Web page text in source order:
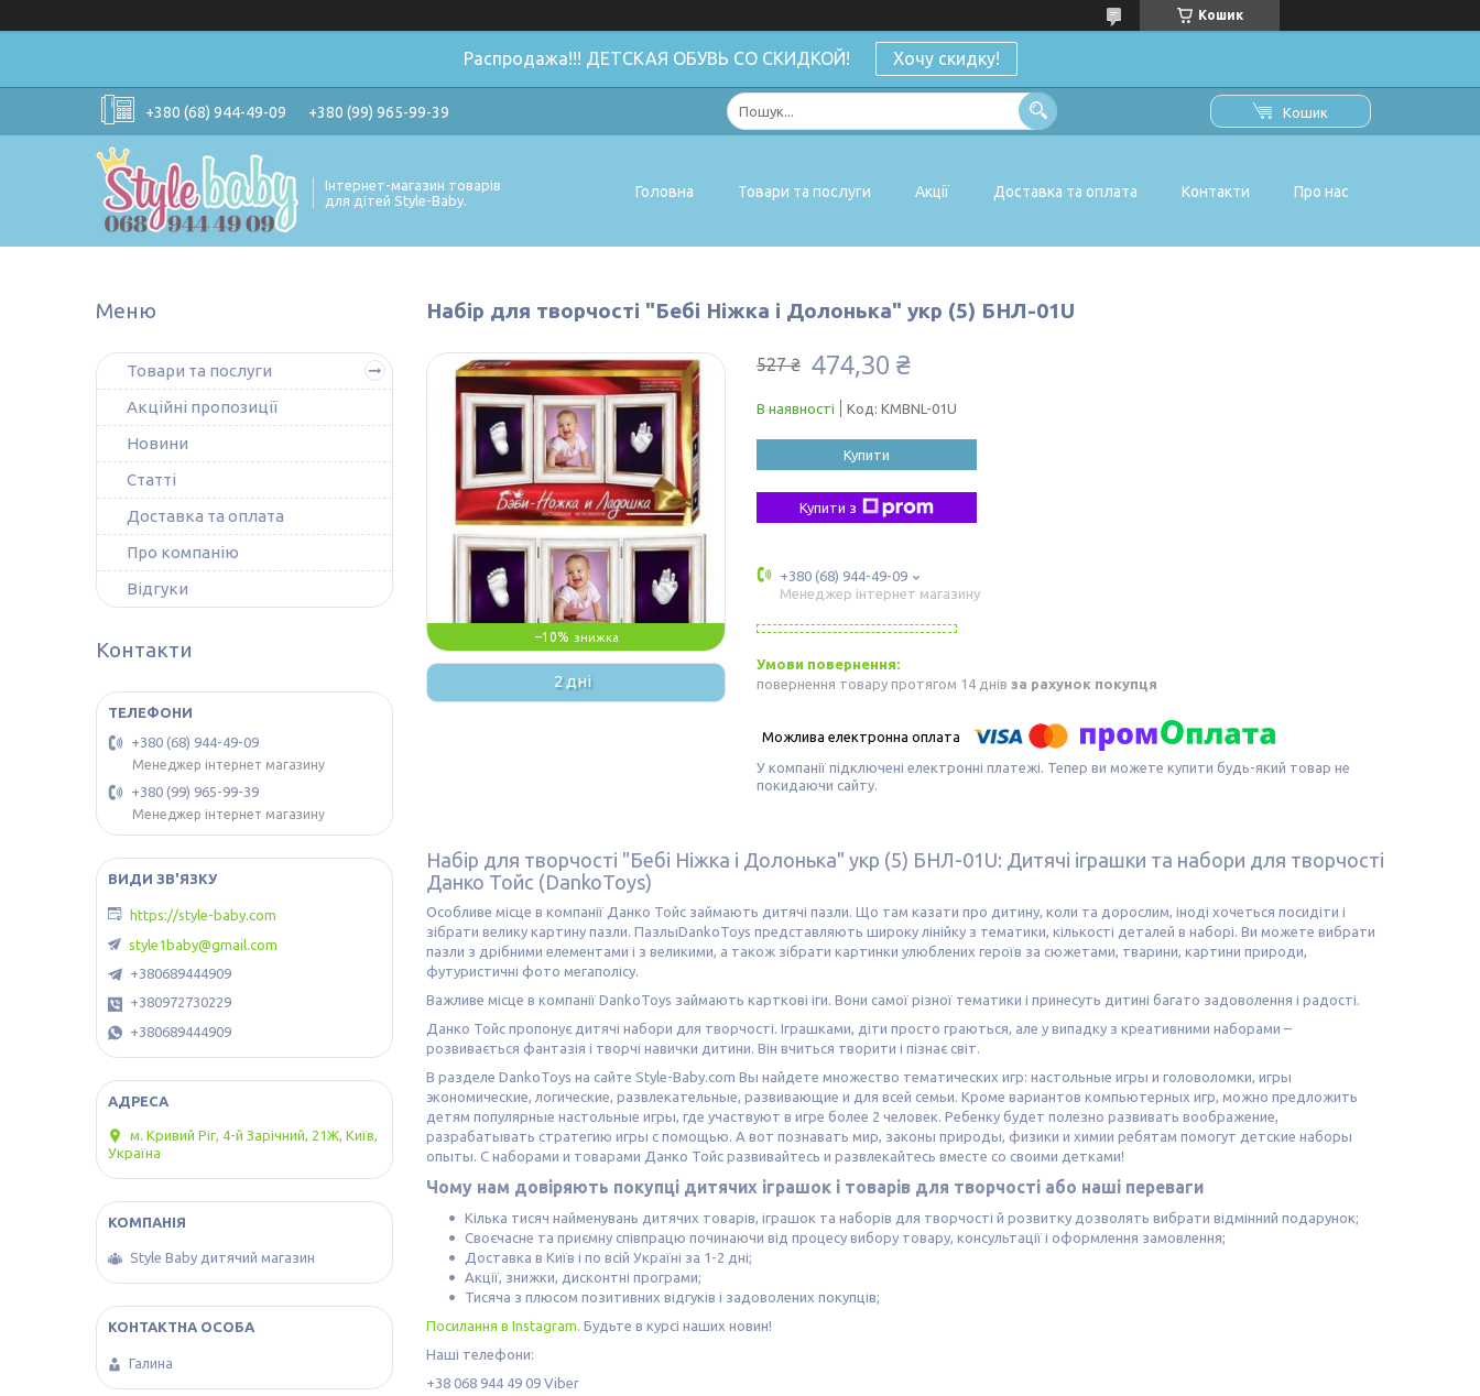
Кошик
Распродажа!!! ДЕТСКАЯ ОБУВЬ СО СКИДКОЙ! Хочу скидку!
+380 (68) 944-49-09 +380 (99) 965-99-39 Кошик
Інтернет-магазин товарів
для дітей Style-Baby.
Головна Товари та послуги Акції Доставка та оплата Контакти Про нас
Набір для творчості "Бебі Ніжка і Долонька" укр (5) БНЛ-01U
–10%
2 дні
527 ₴ 474,30 ₴
В наявності Код: KMBNL-01U
Купити
Купити з
+380 (68) 944-49-09
Менеджер інтернет магазину
повернення товару протягом 14 днів за рахунок покупця
У компанії підключені електронні платежі. Тепер ви можете купити будь-який товар не
покидаючи сайту.
Набір для творчості "Бебі Ніжка і Долонька" укр (5) БНЛ-01U: Дитячі іграшки та набори для творчості
Данко Тойс (DankoToys)
Особливе місце в компанії Данко Тойс займають дитячі пазли. Що там казати про дитину, коли та дорослим, іноді хочеться посидіти і
зібрати велику картину пазли. ПазлыDankoToys представляють широку лінійку з тематики, кількості деталей в наборі. Ви можете вибрати
пазли з дрібними елементами і з великими, а також зібрати картинки улюблених героїв за сюжетами, тварини, картини природи,
футуристичні фото мегаполісу.
Важливе місце в компанії DankoToys займають карткові іги. Вони самої різної тематики і принесуть дитині багато задоволення і радості.
Данко Тойс пропонує дитячі набори для творчості. Іграшками, діти просто граються, але у випадку з креативними наборами –
розвивається фантазія і творчі навички дитини. Він вчиться творити і пізнає світ.
В разделе DankoToys на сайте Style-Baby.com Вы найдете множество тематических игр: настольные игры и головоломки, игры
экономические, логические, развлекательные, развивающие и для всей семьи. Кроме вариантов компьютерных игр, можно предложить
детям популярные настольные игры, где участвуют в игре более 2 человек. Ребенку будет полезно развивать воображение,
разрабатывать стратегию игры с помощью. А вот познавать мир, законы природы, физики и химии ребятам помогут детские наборы
опыты. С наборами и товарами Данко Тойс развивайтесь и развлекайтесь вместе со своими детками!
Чому нам довіряють покупці дитячих іграшок і товарів для творчості або наші переваги
Кілька тисяч найменувань дитячих товарів, іграшок та наборів для творчості й розвитку дозволять вибрати відмінний подарунок;
Своєчасне та приємну співпрацю починаючи від процесу вибору товару, консультації і оформлення замовлення;
Доставка в Київ і по всій Україні за 1-2 дні;
Акції, знижки, дисконтні програми;
Тисяча з плюсом позитивних відгуків і задоволених покупців;
Посилання в Instagram Будьте в курсі наших новин!
Наші телефони:
+38 068 944 49 09 Viber
Товари та послуги
Акційні пропозиції
Новини
Статті
Доставка та оплата
Про компанію
Відгуки
Контакти
+380 (68) 944-49-09
Менеджер інтернет магазину
+380 (99) 965-99-39
Менеджер інтернет магазину
https://style-baby.com
style1baby@gmail.com
+380689444909
+380972730229
+380689444909
м. Кривий Ріг, 4-й Зарічний, 21Ж, Київ,
Україна
Style Baby дитячий магазин
Галина